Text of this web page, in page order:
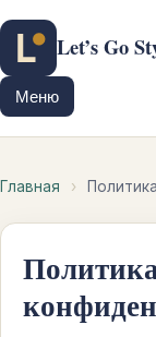
Let’s Go
Меню
Главная ›